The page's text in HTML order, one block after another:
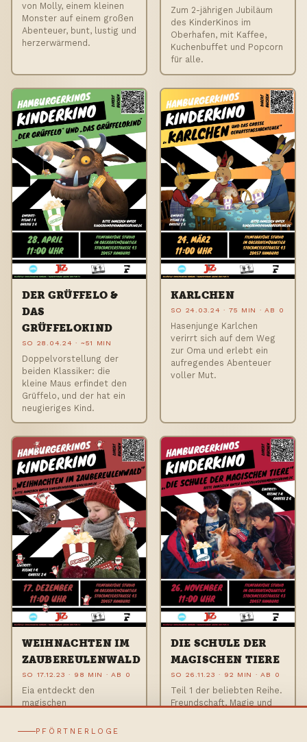
von Molly, einem kleinen
Monster auf einem großen
Abenteuer, bunt, lustig und
herzerwärmend.
Zum 2-jährigen Jubiläum
des KinderKinos im
Oberhafen, mit Kaffee,
Kuchenbuffet und Popcorn
für alle.
DER GRÜFFELO &
DAS
GRÜFFELOKIND
SO 28.04.24 · ~51 MIN
Doppelvorstellung der
beiden Klassiker: die
kleine Maus erfindet den
Grüffelo, und der hat ein
neugieriges Kind.
KARLCHEN
SO 24.03.24 · 75 MIN · AB 0
Hasenjunge Karlchen
verirrt sich auf dem Weg
zur Oma und erlebt ein
aufregendes Abenteuer
voller Mut.
WEIHNACHTEN IM
ZAUBEREULENWALD
SO 17.12.23 · 98 MIN · AB 0
Eia entdeckt den
magischen
muss ihn vor dem gierigen
DIE SCHULE DER
MAGISCHEN TIERE
SO 26.11.23 · 92 MIN · AB 0
Teil 1 der beliebten Reihe.
Freundschaft, Magie und
PFÖRTNERLOGE